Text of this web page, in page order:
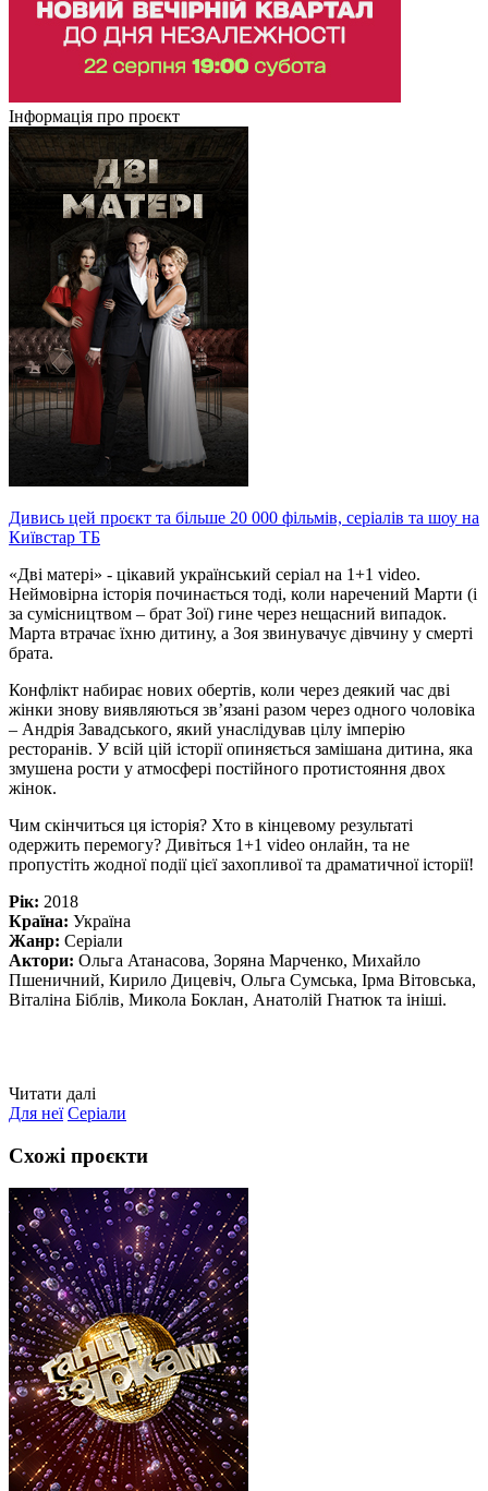
Інформація про проєкт
Дивись цей проєкт та більше 20 000 фільмів, серіалів та шоу на
Київстар ТБ
«Дві матері» - цікавий український серіал на 1+1 video.
Неймовірна історія починається тоді, коли наречений Марти (і
за сумісництвом – брат Зої) гине через нещасний випадок.
Марта втрачає їхню дитину, а Зоя звинувачує дівчину у смерті
брата.
Конфлікт набирає нових обертів, коли через деякий час дві
жінки знову виявляються зв’язані разом через одного чоловіка
– Андрія Завадського, який унаслідував цілу імперію
ресторанів. У всій цій історії опиняється замішана дитина, яка
змушена рости у атмосфері постійного протистояння двох
жінок.
Чим скінчиться ця історія? Хто в кінцевому результаті
одержить перемогу? Дивіться 1+1 video онлайн, та не
пропустіть жодної події цієї захопливої та драматичної історії!
Рік: 2018
Країна: Україна
Жанр: Серіали
Актори: Ольга Атанасова, Зоряна Марченко, Михайло
Пшеничний, Кирило Дицевіч, Ольга Сумська, Ірма Вітовська,
Віталіна Біблів, Микола Боклан, Анатолій Гнатюк та ініші.
Читати далі
Для неї Серіали
Схожі проєкти